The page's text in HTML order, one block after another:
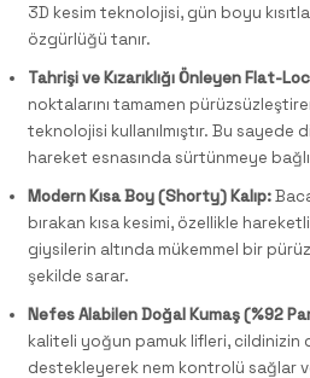
3D kesim teknolojisi, gün boyu
özgürlüğü tanır.
Tahrişi ve Kızarıklığı Önleyen Flat-
noktalarını tamamen
teknolojisi kullanılmıştır. Bu sayede
hareket esnasında sürtünmeye bağlı
Modern Kısa Boy (Shorty) Kalıp:
bırakan kısa kesimi, özellikle
giysilerin altında mükemmel bir
şekilde sarar.
Nefes Alabilen Doğal Kumaş (%92
kaliteli yoğun pamuk lifleri, cildinizin
destekleyerek nem kontrolü sağlar